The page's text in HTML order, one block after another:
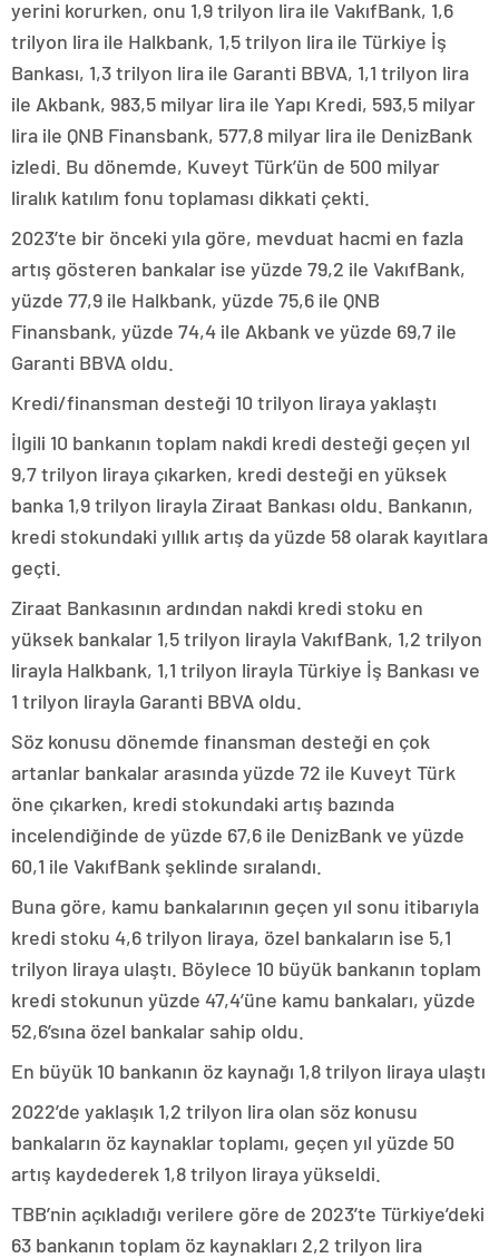
yerini korurken, onu 1,9 trilyon lira ile VakıfBank, 1,6
trilyon lira ile Halkbank, 1,5 trilyon lira ile Türkiye İş
Bankası, 1,3 trilyon lira ile Garanti BBVA, 1,1 trilyon lira
ile Akbank, 983,5 milyar lira ile Yapı Kredi, 593,5 milyar
lira ile QNB Finansbank, 577,8 milyar lira ile DenizBank
izledi. Bu dönemde, Kuveyt Türk’ün de 500 milyar
liralık katılım fonu toplaması dikkati çekti.
2023’te bir önceki yıla göre, mevduat hacmi en fazla
artış gösteren bankalar ise yüzde 79,2 ile VakıfBank,
yüzde 77,9 ile Halkbank, yüzde 75,6 ile QNB
Finansbank, yüzde 74,4 ile Akbank ve yüzde 69,7 ile
Garanti BBVA oldu.
Kredi/finansman desteği 10 trilyon liraya yaklaştı
İlgili 10 bankanın toplam nakdi kredi desteği geçen yıl
9,7 trilyon liraya çıkarken, kredi desteği en yüksek
banka 1,9 trilyon lirayla Ziraat Bankası oldu. Bankanın,
kredi stokundaki yıllık artış da yüzde 58 olarak kayıtlara
geçti.
Ziraat Bankasının ardından nakdi kredi stoku en
yüksek bankalar 1,5 trilyon lirayla VakıfBank, 1,2 trilyon
lirayla Halkbank, 1,1 trilyon lirayla Türkiye İş Bankası ve
1 trilyon lirayla Garanti BBVA oldu.
Söz konusu dönemde finansman desteği en çok
artanlar bankalar arasında yüzde 72 ile Kuveyt Türk
öne çıkarken, kredi stokundaki artış bazında
incelendiğinde de yüzde 67,6 ile DenizBank ve yüzde
60,1 ile VakıfBank şeklinde sıralandı.
Buna göre, kamu bankalarının geçen yıl sonu itibarıyla
kredi stoku 4,6 trilyon liraya, özel bankaların ise 5,1
trilyon liraya ulaştı. Böylece 10 büyük bankanın toplam
kredi stokunun yüzde 47,4’üne kamu bankaları, yüzde
52,6’sına özel bankalar sahip oldu.
En büyük 10 bankanın öz kaynağı 1,8 trilyon liraya ulaştı
2022’de yaklaşık 1,2 trilyon lira olan söz konusu
bankaların öz kaynaklar toplamı, geçen yıl yüzde 50
artış kaydederek 1,8 trilyon liraya yükseldi.
TBB’nin açıkladığı verilere göre de 2023’te Türkiye’deki
63 bankanın toplam öz kaynakları 2,2 trilyon lira